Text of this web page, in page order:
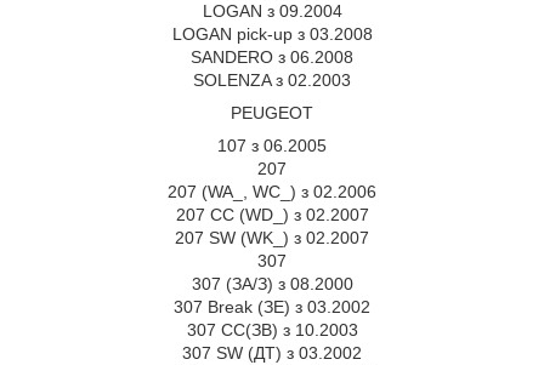
LOGAN з 09.2004
LOGAN pick-up з 03.2008
SANDERO з 06.2008
SOLENZA з 02.2003
PEUGEOT
107 з 06.2005
207
207 (WA_, WC_) з 02.2006
207 CC (WD_) з 02.2007
207 SW (WK_) з 02.2007
307
307 (ЗА/З) з 08.2000
307 Break (ЗЕ) з 03.2002
307 СС(ЗВ) з 10.2003
307 SW (ДТ) з 03.2002